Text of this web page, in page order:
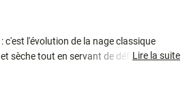
c'est l'évolution de la nage classique
sèche tout en servant de déflecteur face
Lire la suite